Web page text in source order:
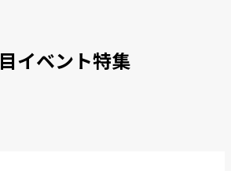
イベント特集